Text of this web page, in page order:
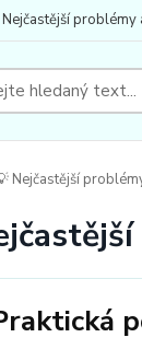
problémy
Nejčastější